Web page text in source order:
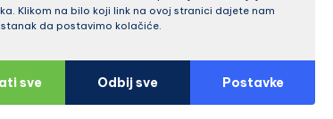
Klikom na bilo koji link na ovoj stranici dajete nam
da postavimo kolačiće.
sve Odbij sve Postavke